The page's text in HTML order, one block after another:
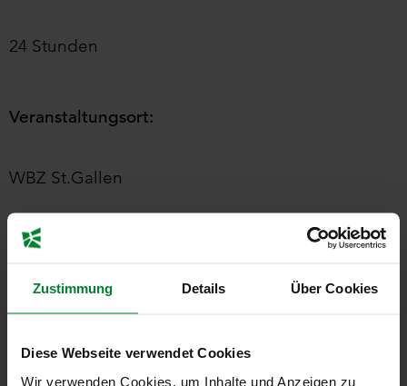
Zustimmung Details Über Cookies
Diese Webseite verwendet Cookies
Wir verwenden Cookies, um Inhalte und Anzeigen zu
24 Stunden
Veranstaltungsort:
WBZ St.Gallen
Preis:
CHF 1’450.– (exkl. Übernachtung)
Sprache: